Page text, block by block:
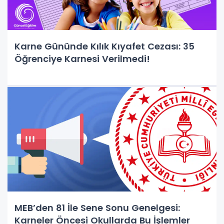
Karne Gününde Kılık Kıyafet Cezası: 35
Öğrenciye Karnesi Verilmedi!
MEB’den 81 İle Sene Sonu Genelgesi:
Karneler Öncesi Okullarda Bu İşlemler